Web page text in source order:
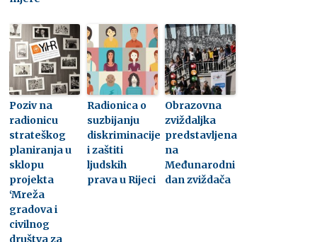
Poziv na
radionicu
strateškog
planiranja u
sklopu
projekta
‘Mreža
gradova i
civilnog
društva za
Radionica o
suzbijanju
diskriminacije
i zaštiti
ljudskih
prava u Rijeci
Obrazovna
zviždaljka
predstavljena
na
Međunarodni
dan zviždača